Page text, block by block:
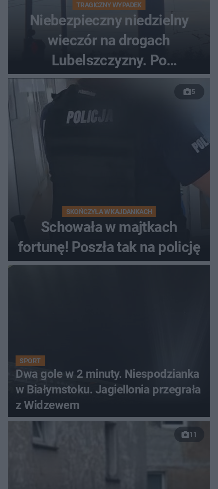
TRAGICZNY WYPADEK
Niebezpieczny niedzielny
wieczór na drogach
Lubelszczyzny. Po
nieudanym manewrze
wyprzedzania zginął
kierowca auta
5
SKOŃCZYŁA W KAJDANKACH
Schowała w majtkach
fortunę! Poszła tak na policję
SPORT
Dwa gole w 2 minuty. Niespodzianka
w Białymstoku. Jagiellonia przegrała
z Widzewem
11